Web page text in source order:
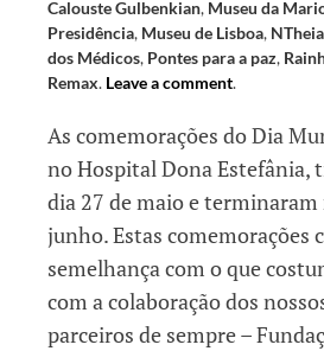
Calouste Gulbenkian, Museu da
Presidência, Museu de Lisboa,
dos Médicos, Pontes para a paz,
Remax. Leave a comment.
As comemorações do Dia
no Hospital Dona Estefânia,
dia 27 de maio e terminaram
junho. Estas comemorações
semelhança com o que
com a colaboração dos
parceiros de sempre –